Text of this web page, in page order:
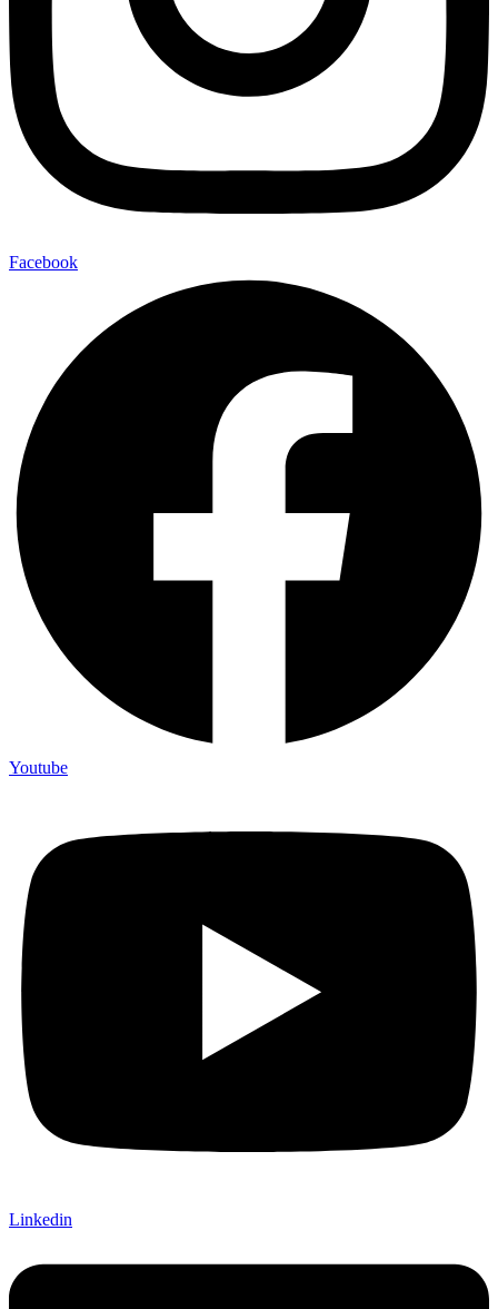
Facebook
Youtube
Linkedin